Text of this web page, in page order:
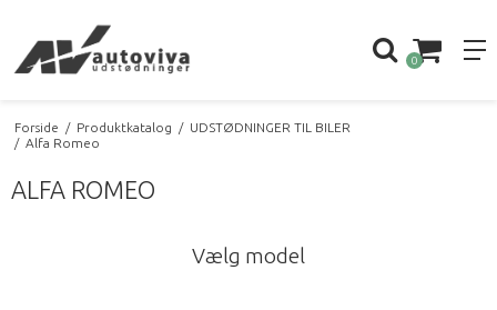
0
Forside / Produktkatalog / UDSTØDNINGER TIL BILER
/ Alfa Romeo
ALFA ROMEO
Vælg model